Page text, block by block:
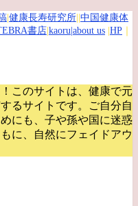
健康長寿研究所 中国健康体
書店 kaoru |about us HP
このサイトは、健康で元
るサイトです。
ご自分自
にも、子や孫や国に迷惑
に、自然にフェイドアウ